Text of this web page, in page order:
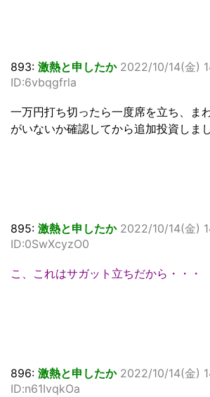
893: 激熱と申したか 2022/10/14(金)
ID:6vbqgfrla
一万円打ち切ったら一度席を立ち、ま
がいないか確認してから追加投資しま
895: 激熱と申したか 2022/10/14(金)
ID:0SwXcyzO0
こ、これはサガット立ちだから・・・
896: 激熱と申したか 2022/10/14(金)
ID:n61IvqkOa